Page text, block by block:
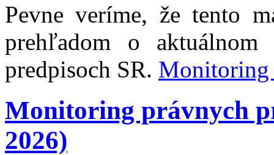
Pevne veríme, že tento
prehľadom o
predpisoch SR. Monitoring
Monitoring právnych
2026)